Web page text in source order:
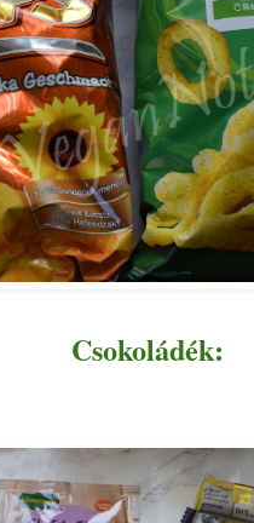
Csokoládék: